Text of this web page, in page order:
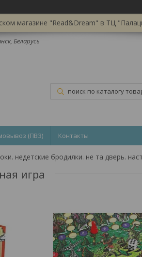
магазине "Read&Dream" в ТЦ
Беларусь
(ПВЗ) Контакты
игра